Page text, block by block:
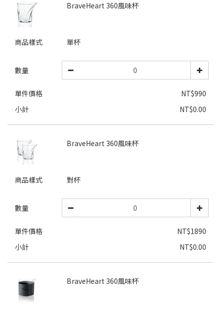
BraveHeart 360風味杯
商品樣式 單杯
數量
單件價格
NT$990
小計
NT$0.00
BraveHeart 360風味杯
商品樣式 對杯
數量
單件價格
NT$1890
小計
NT$0.00
BraveHeart 360風味杯